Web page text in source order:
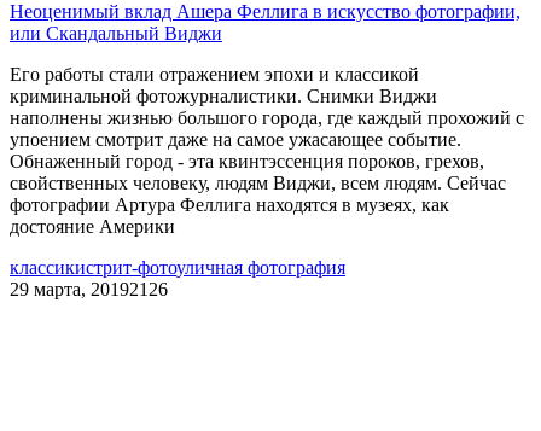
Неоценимый вклад Ашера Феллига в искусство фотографии,
или Скандальный Виджи
Его работы стали отражением эпохи и классикой
криминальной фотожурналистики. Снимки Виджи
наполнены жизнью большого города, где каждый прохожий с
упоением смотрит даже на самое ужасающее событие.
Обнаженный город - эта квинтэссенция пороков, грехов,
свойственных человеку, людям Виджи, всем людям. Сейчас
фотографии Артура Феллига находятся в музеях, как
достояние Америки
классикистрит-фотоуличная фотография
29 марта, 20192126